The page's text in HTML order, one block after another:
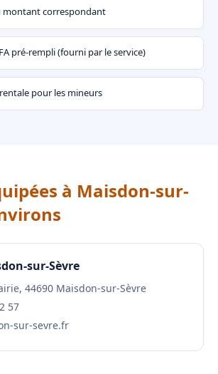
montant correspondant
pré-rempli (fourni par le service)
pour les mineurs
à Maisdon-sur-
sur-Sèvre
44690 Maisdon-sur-Sèvre
57
sur-sevre.fr